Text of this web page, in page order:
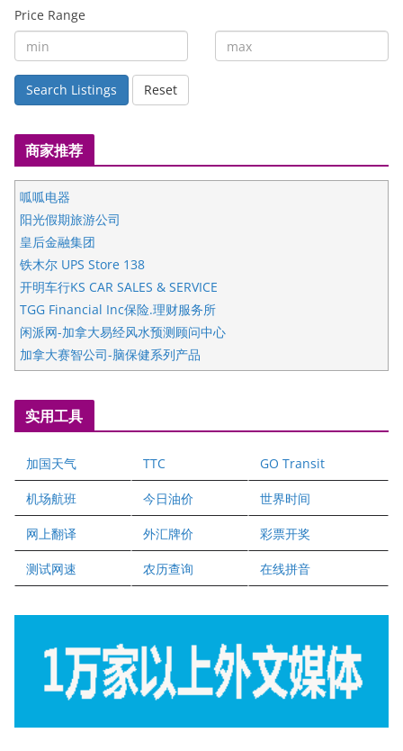
Price Range
Search Listings Reset
商家推荐
呱呱电器
阳光假期旅游公司
皇后金融集团
铁木尔 UPS Store 138
开明车行KS CAR SALES & SERVICE
TGG Financial Inc保险.理财服务所
闲派网-加拿大易经风水预测顾问中心
加拿大赛智公司-脑保健系列产品
国际注册执业营养师公会
爱德华连锁酒店万锦分店
健健宝公司
二十一世纪美联地产公司
全球趋势移民留学
盛达资本
实用工具
加国天气 TTC GO Transit
机场航班 今日油价 世界时间
网上翻译 外汇牌价 彩票开奖
测试网速 农历查询 在线拼音